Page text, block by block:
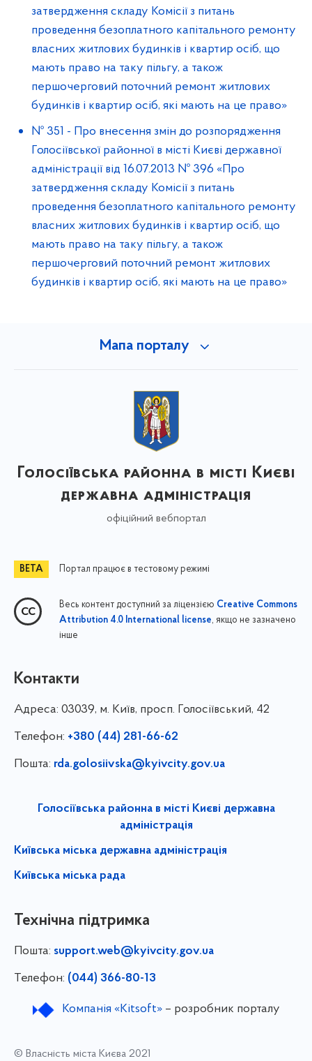
затвердження складу Комісії з питань
проведення безоплатного капітального ремонту
власних житлових будинків і квартир осіб, що
мають право на таку пільгу, а також
першочерговий поточний ремонт житлових
будинків і квартир осіб, які мають на це право»
№ 351 - Про внесення змін до розпорядження
Голосіївської районної в місті Києві державної
адміністрації від 16.07.2013 № 396 «Про
затвердження складу Комісії з питань
проведення безоплатного капітального ремонту
власних житлових будинків і квартир осіб, що
мають право на таку пільгу, а також
першочерговий поточний ремонт житлових
будинків і квартир осіб, які мають на це право»
Мапа порталу
Голосіївська районна в місті Києві
державна адміністрація
офіційний вебпортал
Портал працює в тестовому режимі
Весь контент доступний за ліцензією Creative Commons
Attribution 4.0 International license, якщо не зазначено
інше
Контакти
Адреса: 03039, м. Київ, просп. Голосіївський, 42
Телефон: +380 (44) 281-66-62
Пошта: rda.golosiivska@kyivcity.gov.ua
Голосіївська районна в місті Києві державна
адміністрація
Київська міська державна адміністрація
Київська міська рада
Технічна підтримка
Пошта: support.web@kyivcity.gov.ua
Телефон: (044) 366-80-13
Компанія «Kitsoft»– розробник порталу
© Власність міста Києва 2021